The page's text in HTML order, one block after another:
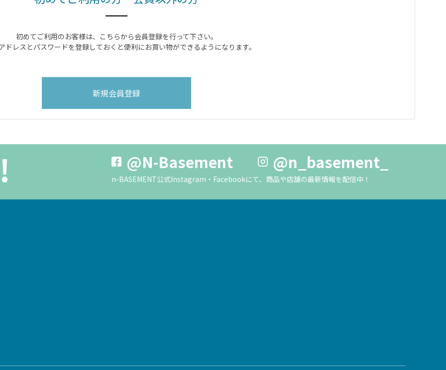
初めてご利用のお客様は、こちらから会員登録を行って下さい。
ドレスとパスワードを登録しておくと便利にお買い物ができるようになります。
@N-Basement @n_basement_
n-BASEMENT公式Instagram・Facebookにて、商品や店舗の最新情報を配信中！